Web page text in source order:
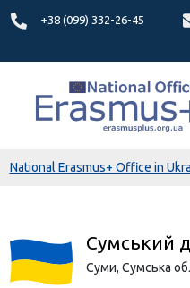
+38 (099) 332-26-45
National Erasmus+ Office in
Сумський
Суми, Сумська